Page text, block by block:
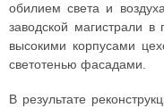
обилием света и
заводской магистрали в
высокими корпусами
светотенью фасадами.
В результате